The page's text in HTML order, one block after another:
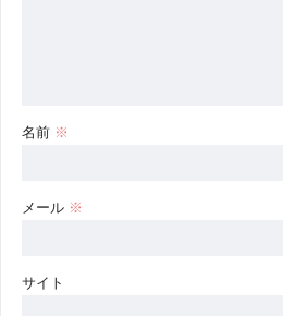
名前 ※
メール ※
サイト